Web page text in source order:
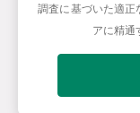
調査に基づいた適正
アに精通